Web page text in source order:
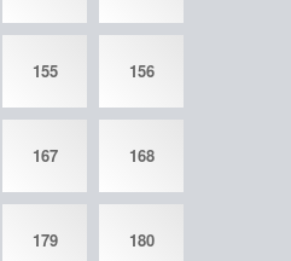
155 156
167 168
179 180